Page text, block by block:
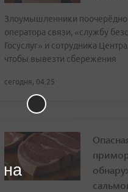
Злоумышленники поочерёдно
оператора связи, «службу
Госуслуг» и сотрудника
чтобы вывезти сбережения
сегодня, 04:25